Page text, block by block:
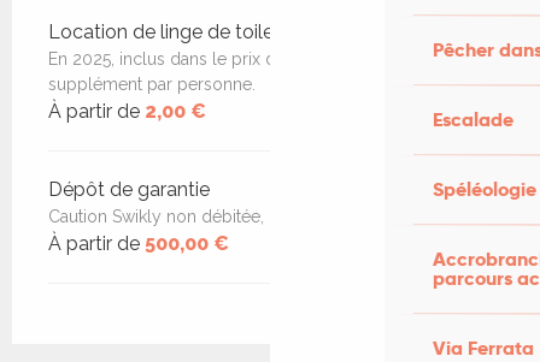
Pêcher
Escalade
Spéléologie
parcours
Via Ferrata
Location de linge de toilette
En 2025, inclus dans le prix de la location. En 2026,
supplément par personne.
À partir de 2,00 €
Dépôt de garantie
Caution Swikly non débitée, non encaissée
À partir de 500,00 €